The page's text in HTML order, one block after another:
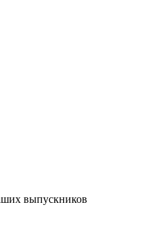
выпускников